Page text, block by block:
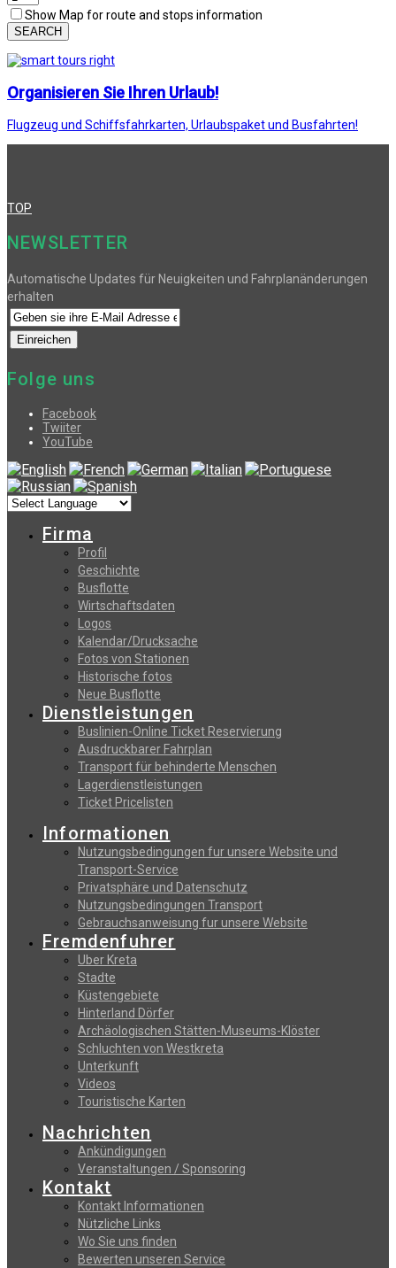
Show Map for route and stops information
SEARCH
Organisieren Sie Ihren Urlaub!
Flugzeug und Schiffsfahrkarten, Urlaubspaket und Busfahrten!
TOP
NEWSLETTER
Automatische Updates für Neuigkeiten und Fahrplanänderungen
erhalten
Folge uns
Facebook
Twiiter
YouTube
Firma
Profil
Geschichte
Busflotte
Wirtschaftsdaten
Logos
Kalendar/Drucksache
Fotos von Stationen
Historische fotos
Neue Busflotte
Dienstleistungen
Buslinien-Online Ticket Reservierung
Αusdruckbarer Fahrplan
Transport für behinderte Menschen
Lagerdienstleistungen
Ticket Pricelisten
Informationen
Nutzungsbedingungen fur unsere Website und
Transport-Service
Privatsphäre und Datenschutz
Nutzungsbedingungen Transport
Gebrauchsanweisung fur unsere Website
Fremdenfuhrer
Uber Kreta
Stadte
Küstengebiete
Hinterland Dörfer
Archäologischen Stätten-Museums-Klöster
Schluchten von Westkreta
Unterkunft
Videos
Touristische Karten
Nachrichten
Ankündigungen
Veranstaltungen / Sponsoring
Kontakt
Kontakt Informationen
Nützliche Links
Wo Sie uns finden
Bewerten unseren Service